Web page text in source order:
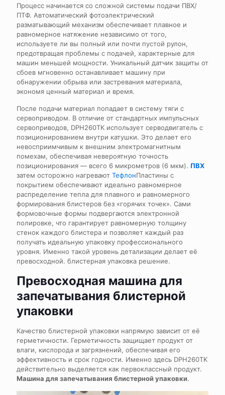
Процесс начинается со сложной системы подачи ПВХ/
ПТФ. Автоматический фотоэлектрический
разматывающий механизм обеспечивает плавное и
равномерное натяжение независимо от того,
используете ли вы полный или почти пустой рулон,
предотвращая проблемы с подачей, характерные для
машин меньшей мощности. Уникальный датчик защиты от
сбоев мгновенно останавливает машину при
обнаружении обрыва или застревания материала,
экономя ценный материал и время.
После подачи материал попадает в систему тяги с
сервоприводом. В отличие от стандартных импульсных
сервоприводов, DPH260TK использует серводвигатель с
позиционированием внутри катушки. Это делает его
невосприимчивым к внешним электромагнитным
помехам, обеспечивая невероятную точность
позиционирования — всего 6 микрометров (6 мкм). ПВХ
затем осторожно нагревают ТефлонПластины с
покрытием обеспечивают идеально равномерное
распределение тепла для плавного и равномерного
формирования блистеров без «горячих точек». Сами
формовочные формы подвергаются электронной
полировке, что гарантирует равномерную толщину
стенок каждого блистера и позволяет каждый раз
получать идеальную упаковку профессионального
уровня. Именно такой уровень детализации делает её
превосходной. блистерная упаковка решение.
Превосходная машина для
запечатывания блистерной
упаковки
Качество блистерной упаковки напрямую зависит от её
герметичности. Герметичность защищает продукт от
влаги, кислорода и загрязнений, обеспечивая его
эффективность и срок годности. Именно здесь DPH260TK
действительно выделяется как первоклассный продукт.
Машина для запечатывания блистерной упаковки.